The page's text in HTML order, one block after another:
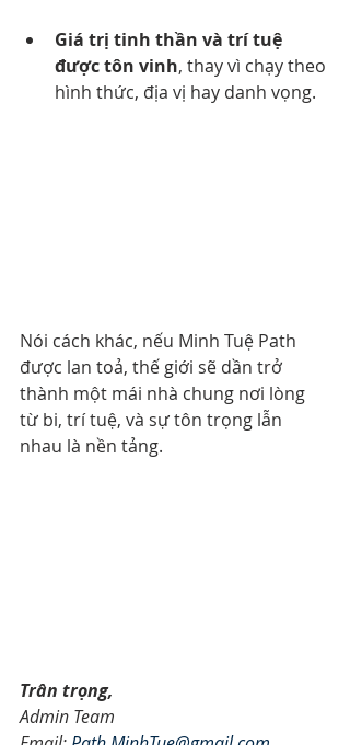
Giá trị tinh thần và trí tuệ
được tôn vinh, thay vì chạy theo
hình thức, địa vị hay danh vọng.
Nói cách khác, nếu Minh Tuệ Path
được lan toả, thế giới sẽ dần trở
thành một mái nhà chung nơi lòng
từ bi, trí tuệ, và sự tôn trọng lẫn
nhau là nền tảng.
Trân trọng,
Admin Team